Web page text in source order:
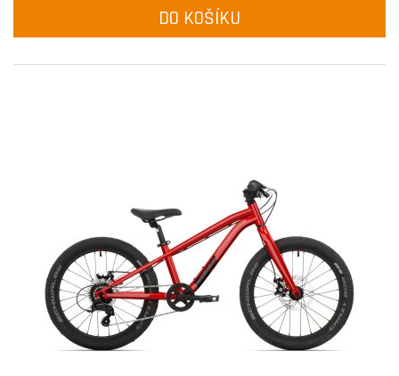
DO KOŠÍKU